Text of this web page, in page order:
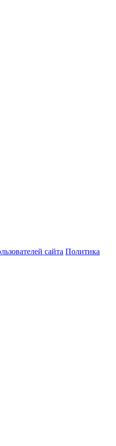
сайта Политика